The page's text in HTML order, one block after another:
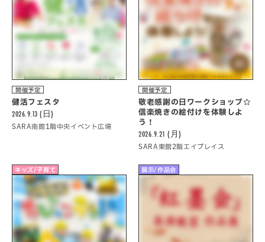
開催予定
健活フェスタ
2026.9.13 (日)
SARA南館1階中央イベント広場
開催予定
敬老感謝の日ワークショップ☆
信楽焼きの絵付けを体験しよ
う！
2026.9.21 (月)
SARA東館2階エイプレイス
キッズ/子育て 展示/作品会